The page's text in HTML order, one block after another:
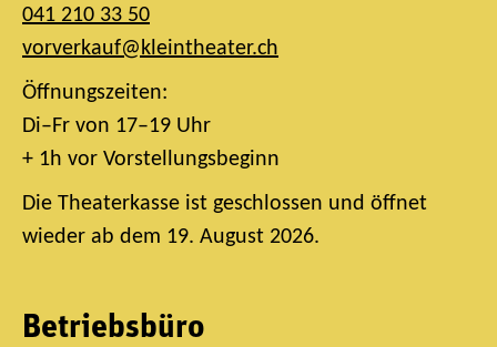
041 210 33 50
vorverkauf@kleintheater.ch
Öffnungszeiten:
Di–Fr von 17–19 Uhr
+ 1h vor Vorstellungsbeginn
Die Theaterkasse ist geschlossen und öffnet
wieder ab dem 19. August 2026.
Betriebsbüro